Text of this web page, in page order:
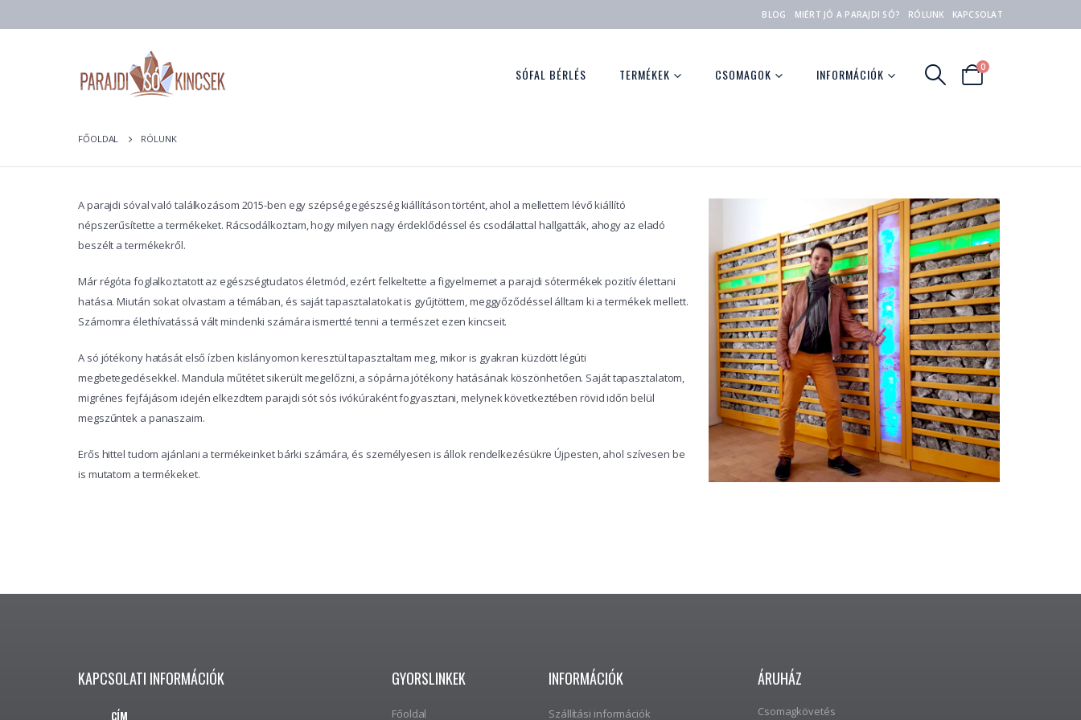
BLOG MIÉRT JÓ A PARAJDI SÓ? RÓLUNK KAPCSOLAT
SÓFAL BÉRLÉS TERMÉKEK CSOMAGOK INFORMÁCIÓK 0
FŐOLDAL RÓLUNK
A parajdi sóval való találkozásom 2015-ben egy szépség egészség kiállításon történt, ahol a mellettem lévő kiállító
népszerűsítette a termékeket. Rácsodálkoztam, hogy milyen nagy érdeklődéssel és csodálattal hallgatták, ahogy az eladó
beszélt a termékekről.
Már régóta foglalkoztatott az egészségtudatos életmód, ezért felkeltette a figyelmemet a parajdi sótermékek pozitív élettani
hatása. Miután sokat olvastam a témában, és saját tapasztalatokat is gyűjtöttem, meggyőződéssel álltam ki a termékek mellett.
Számomra élethívatássá vált mindenki számára ismertté tenni a természet ezen kincseit.
A só jótékony hatását első ízben kislányomon keresztül tapasztaltam meg, mikor is gyakran küzdött légúti
megbetegedésekkel. Mandula műtétet sikerült megelőzni, a sópárna jótékony hatásának köszönhetően. Saját tapasztalatom,
migrénes fejfájásom idején elkezdtem parajdi sót sós ivókúraként fogyasztani, melynek következtében rövid időn belül
megszűntek a panaszaim.
Erős hittel tudom ajánlani a termékeinket bárki számára, és személyesen is állok rendelkezésükre Újpesten, ahol szívesen be
is mutatom a termékeket.
KAPCSOLATI INFORMÁCIÓK
CÍM
GYORSLINKEK
Főoldal
INFORMÁCIÓK
Szállítási információk
ÁRUHÁZ
Csomagkövetés